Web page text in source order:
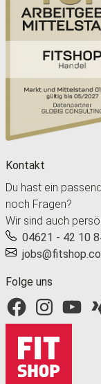
Kontakt
Du hast ein
noch Fragen?
Wir sind auch
04621 - 42 10
Folge uns